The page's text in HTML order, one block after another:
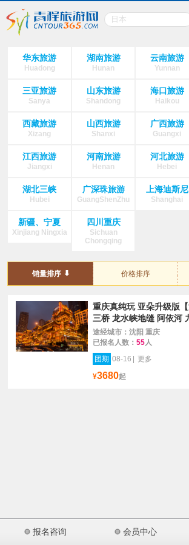
华东旅游
Huadong
湖南旅游
Hunan
云南旅游
Yunnan
三亚旅游
Sanya
山东旅游
Shandong
海口旅游
Haikou
西藏旅游
Xizang
山西旅游
Shanxi
广西旅游
Guangxi
江西旅游
Jiangxi
河南旅游
Henan
河北旅游
Hebei
湖北三峡
Hubei
广深珠旅游
GuangShenZhu
上海迪斯尼
Shanghai
新疆、宁夏
Xinjiang Ningxia
四川重庆
Sichuan
Chongqing
销量排序 价格排序
重庆真纯玩 亚朵升级版【渝乐山城】 天生
三桥 龙水峡地缝 阿依河 九黎城 乌江画廊
双飞6日
途经城市：沈阳 重庆
已报名人数： 55人
团期 08-16 更多
¥3680起
报名咨询 会员中心